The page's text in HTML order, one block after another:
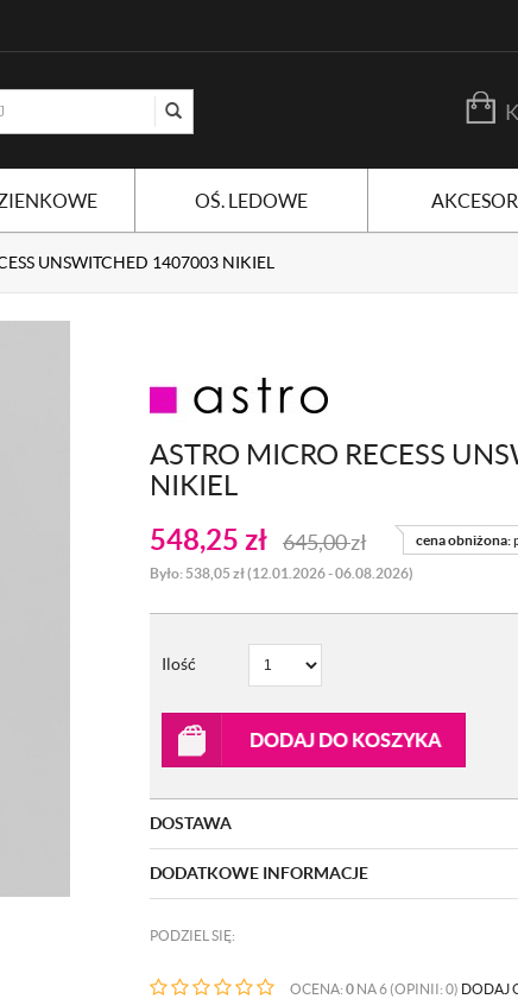
OŚ. LEDOWE
UNSWITCHED 1407003 NIKIEL
ASTRO MICRO RECESS
NIKIEL
548,25 zł 645,00zł cena obniżona:
Było: 538,05 zł (12.01.2026 - 06.08.2026)
Ilość
DODAJ DO KOSZYKA
DOSTAWA
DODATKOWE INFORMACJE
PODZIEL SIĘ:
OCENA: 0 NA 6 (OPINII: 0) DODAJ